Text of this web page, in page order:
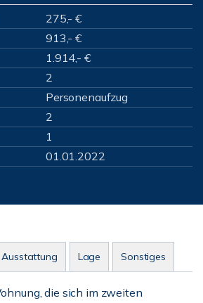
275,- €
913,- €
1.914,- €
2
Personenaufzug
2
1
01.01.2022
Ausstattung Lage Sonstiges
die sich im zweiten